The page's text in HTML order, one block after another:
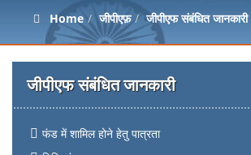
Home जीपीएफ़ जीपीएफ संबंधित जानकारी
जीपीएफ संबंधित जानकारी
फंड में शामिल होने हेतु पात्रता